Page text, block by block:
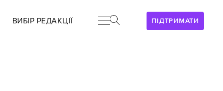
ПІДТРИМАТИ
ВИБІР РЕДАКЦІЇ